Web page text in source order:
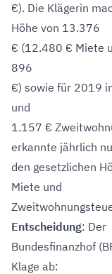
€). Die Klägerin
Höhe von 13.376
€ (12.480 € Miete
896
€) sowie für 2019
und
1.157 €
erkannte jährlich
den gesetzlichen
Miete und
Entscheidung: Der
Bundesfinanzhof
Klage ab: